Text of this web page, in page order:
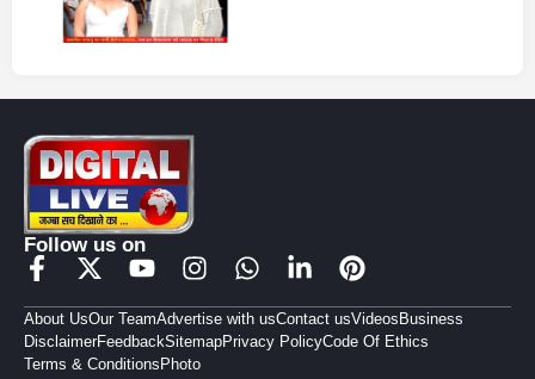
Follow us on
About UsOur TeamAdvertise with usContact usVideos Business
DisclaimerFeedbackSitemapPrivacy PolicyCode Of Ethics
Terms & Conditions Photo